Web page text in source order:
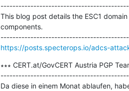
This blog post details the ESC1
components.
https://posts.specterops.io/adcs-
∗∗∗ CERT.at/GovCERT Austria PGP
Da diese in einem Monat ablaufen,